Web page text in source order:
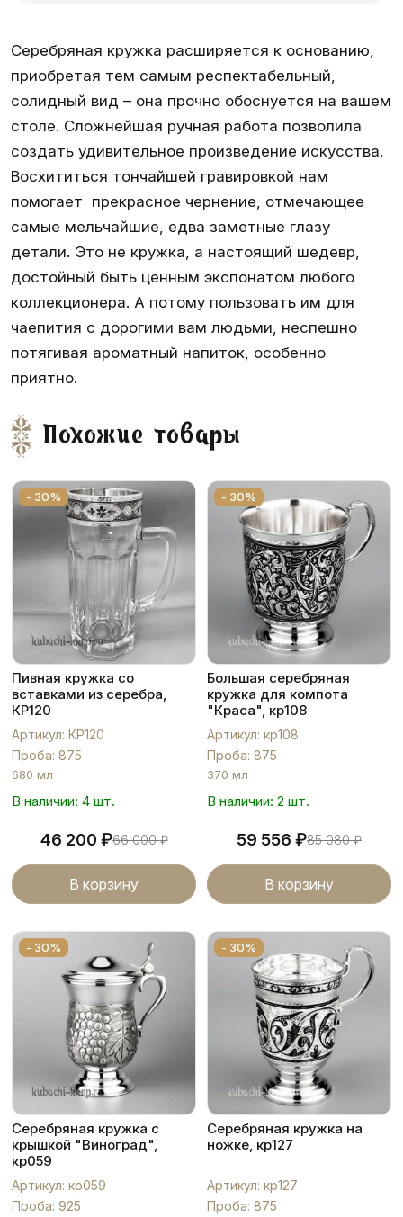
Серебряная кружка расширяется к основанию,
приобретая тем самым респектабельный,
солидный вид – она прочно обоснуется на вашем
столе. Сложнейшая ручная работа позволила
создать удивительное произведение искусства.
Восхититься тончайшей гравировкой нам
помогает прекрасное чернение, отмечающее
самые мельчайшие, едва заметные глазу
детали. Это не кружка, а настоящий шедевр,
достойный быть ценным экспонатом любого
коллекционера. А потому пользовать им для
чаепития с дорогими вам людьми, неспешно
потягивая ароматный напиток, особенно
приятно.
Похожие товары
- 30%
Пивная кружка со
вставками из серебра,
КР120
Артикул: КР120
Проба: 875
680 мл
В наличии: 4 шт.
46 200 ₽66 000₽
В корзину
- 30%
Большая серебряная
кружка для компота
"Краса", кр108
Артикул: кр108
Проба: 875
370 мл
В наличии: 2 шт.
59 556 ₽85 080₽
В корзину
- 30%
Серебряная кружка с
крышкой "Виноград",
кр059
Артикул: кр059
Проба: 925
- 30%
Серебряная кружка на
ножке, кр127
Артикул: кр127
Проба: 875